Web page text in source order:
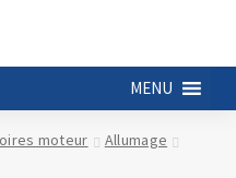
MENU
moteur
Allumage